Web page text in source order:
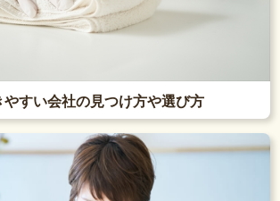
すい会社の見つけ方や選び方